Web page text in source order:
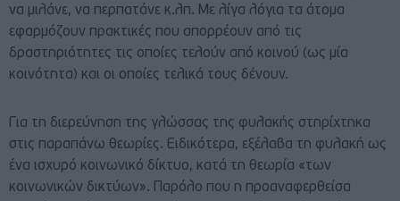
να μιλάνε, να περπατάνε κ.λπ. Με λίγα λόγια τα άτομα
εφαρμόζουν πρακτικές που απορρέουν από τις
δραστηριότητες τις οποίες τελούν από κοινού (ως μία
κοινότητα) και οι οποίες τελικά τους δένουν.
Για τη διερεύνηση της γλώσσας της φυλακής στηρίχτηκα
στις παραπάνω θεωρίες. Ειδικότερα, εξέλαβα τη φυλακή ως
ένα ισχυρό κοινωνικό δίκτυο, κατά τη θεωρία «των
κοινωνικών δικτύων». Παρόλο που η προαναφερθείσα